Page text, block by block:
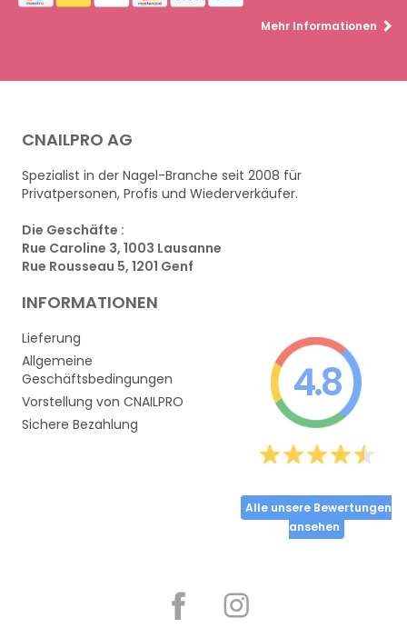
Mehr Informationen
CNAILPRO AG
Spezialist in der Nagel-Branche seit 2008 für
Privatpersonen, Profis und Wiederverkäufer.
Die Geschäfte :
Rue Caroline 3, 1003 Lausanne
Rue Rousseau 5, 1201 Genf
INFORMATIONEN
Lieferung
Allgemeine
Geschäftsbedingungen
Vorstellung von CNAILPRO
Sichere Bezahlung
4.8
Alle unsere Bewertungen
ansehen